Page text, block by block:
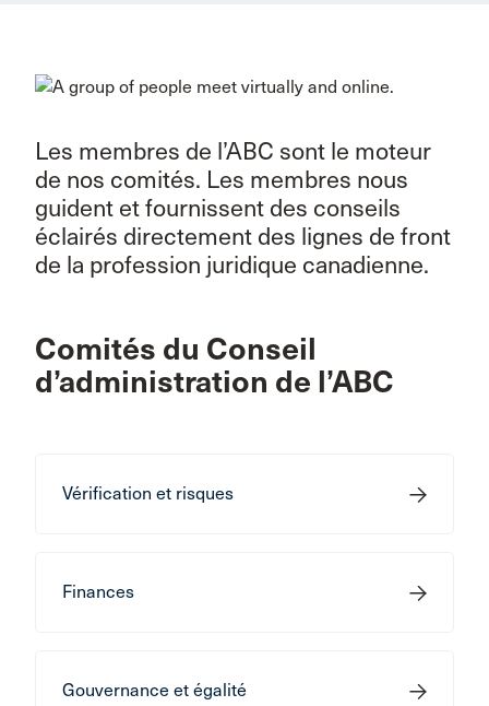
Les membres de l’ABC sont le moteur
de nos comités. Les membres nous
guident et fournissent des conseils
éclairés directement des lignes de front
de la profession juridique canadienne.
Comités du Conseil
d’administration de l’ABC
Vérification et risques
Finances
Gouvernance et égalité